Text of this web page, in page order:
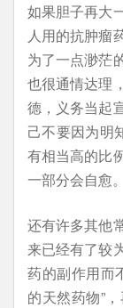
如果胆子再大
人用的抗肿瘤
为了一点渺茫
也很通情达理
德，义务当起
己不要因为明
有相当高的比
一部分会自愈。
还有许多其他
来已经有了较
药的副作用而
的天然药物”